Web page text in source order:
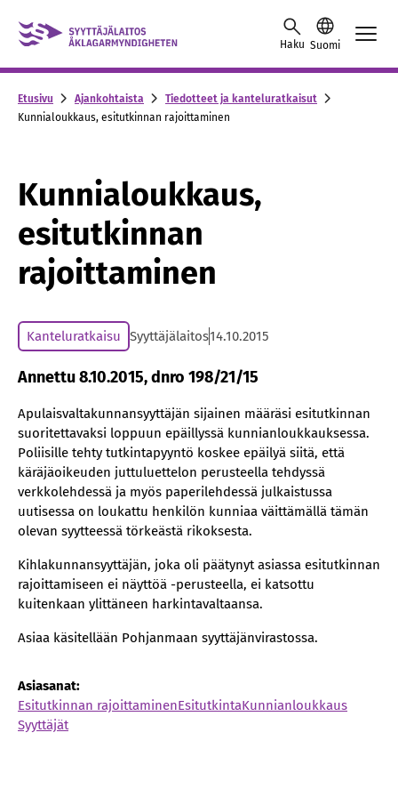
Skip to content -saavutettavuusohje
Haku Suomi
Etusivu Ajankohtaista
Tiedotteet ja kanteluratkaisut
Kunnialoukkaus, esitutkinnan rajoittaminen
Kunnialoukkaus,
esitutkinnan
rajoittaminen
Kanteluratkaisu Syyttäjälaitos14.10.2015
Annettu 8.10.2015, dnro 198/21/15
Apulaisvaltakunnansyyttäjän sijainen määräsi esitutkinnan
suoritettavaksi loppuun epäillyssä kunnianloukkauksessa.
Poliisille tehty tutkintapyyntö koskee epäilyä siitä, että
käräjäoikeuden juttuluettelon perusteella tehdyssä
verkkolehdessä ja myös paperilehdessä julkaistussa
uutisessa on loukattu henkilön kunniaa väittämällä tämän
olevan syytteessä törkeästä rikoksesta.
Kihlakunnansyyttäjän, joka oli päätynyt asiassa esitutkinnan
rajoittamiseen ei näyttöä -perusteella, ei katsottu
kuitenkaan ylittäneen harkintavaltaansa.
Asiaa käsitellään Pohjanmaan syyttäjänvirastossa.
Asiasanat:
Esitutkinnan rajoittaminenEsitutkintaKunnianloukkaus
Syyttäjät